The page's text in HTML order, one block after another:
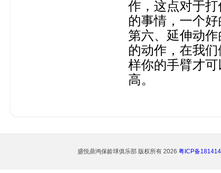
作，这点对于
的事情，一个
第六、延伸动
的动作，在我
样你的手臂才
高。
盛悦鼎鸿保龄球俱乐部 版权所有 2026 粤ICP备